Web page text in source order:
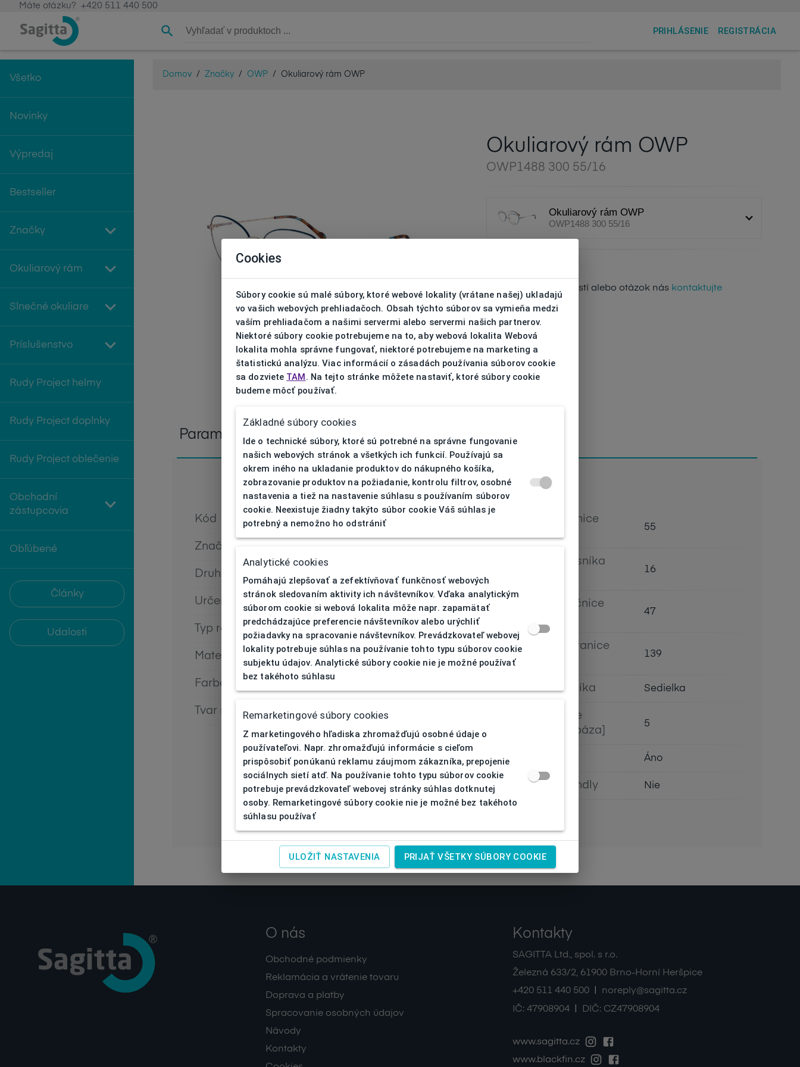
Máte otázku? +420 511 440 500
PRIHLÁSENIE REGISTRÁCIA
Všetko
Novinky
Výpredaj
Bestseller
Značky
Okuliarový rám
Slnečné okuliare
Príslušenstvo
Rudy Project helmy
Rudy Project doplnky
Rudy Project oblečenie
Obchodní
zástupcovia
Obľúbené
Články
Udalosti
Domov / Značky / OWP / Okuliarový rám OWP
Okuliarový rám OWP
OWP1488 300 55/16
Okuliarový rám OWP
OWP1488 300 55/16
V prípade nejasností alebo otázok nás kontaktujte
Parametre
Kód OWP1488 300 55/16
Značka
Druh rámu Dioptrické
Určenie
Typ rámu Celoobruba
Materiál rámu Kov
Farba rámu
Tvar rámu Nepravidelný
Šírka očnice
55
Šírka nosníka
16
Výška očnice
47
Dĺžka stranice
139
Typ nosníka Sedielka
Prehnutie
očnice [báza]
5
Áno
Eco Friendly Nie
O nás
Obchodné podmienky
Reklamácia a vrátenie tovaru
Doprava a platby
Spracovanie osobných údajov
Návody
Kontakty
Kontakty
SAGITTA Ltd., spol. s r.o.
Železná 633/2, 61900 Brno-Horní Heršpice
+420 511 440 500
noreply@sagitta.cz
IČ: 47908904 DIČ: CZ47908904
www.sagitta.cz
www.blackfin.cz
Cookies
Súbory cookie sú malé súbory, ktoré webové lokality (vrátane našej) ukladajú
vo vašich webových prehliadačoch. Obsah týchto súborov sa vymieňa medzi
vaším prehliadačom a našimi servermi alebo servermi našich partnerov.
Niektoré súbory cookie potrebujeme na to, aby webová lokalita Webová
lokalita mohla správne fungovať, niektoré potrebujeme na marketing a
štatistickú analýzu. Viac informácií o zásadách používania súborov cookie
sa dozviete TAM. Na tejto stránke môžete nastaviť, ktoré súbory cookie
budeme môcť používať.
Základné súbory cookies
Ide o technické súbory, ktoré sú potrebné na správne fungovanie
našich webových stránok a všetkých ich funkcií. Používajú sa
okrem iného na ukladanie produktov do nákupného košíka,
zobrazovanie produktov na požiadanie, kontrolu filtrov, osobné
nastavenia a tiež na nastavenie súhlasu s používaním súborov
cookie. Neexistuje žiadny takýto súbor cookie Váš súhlas je
potrebný a nemožno ho odstrániť
Analytické cookies
Pomáhajú zlepšovať a zefektívňovať funkčnosť webových
stránok sledovaním aktivity ich návštevníkov. Vďaka analytickým
súborom cookie si webová lokalita môže napr. zapamätať
predchádzajúce preferencie návštevníkov alebo urýchliť
požiadavky na spracovanie návštevníkov. Prevádzkovateľ webovej
lokality potrebuje súhlas na používanie tohto typu súborov cookie
subjektu údajov. Analytické súbory cookie nie je možné používať
bez takéhoto súhlasu
Remarketingové súbory cookies
Z marketingového hľadiska zhromažďujú osobné údaje o
používateľovi. Napr. zhromažďujú informácie s cieľom
prispôsobiť ponúkanú reklamu záujmom zákazníka, prepojenie
sociálnych sietí atď. Na používanie tohto typu súborov cookie
potrebuje prevádzkovateľ webovej stránky súhlas dotknutej
osoby. Remarketingové súbory cookie nie je možné bez takéhoto
súhlasu používať
ULOŽIŤ NASTAVENIA PRIJAŤ VŠETKY SÚBORY COOKIE